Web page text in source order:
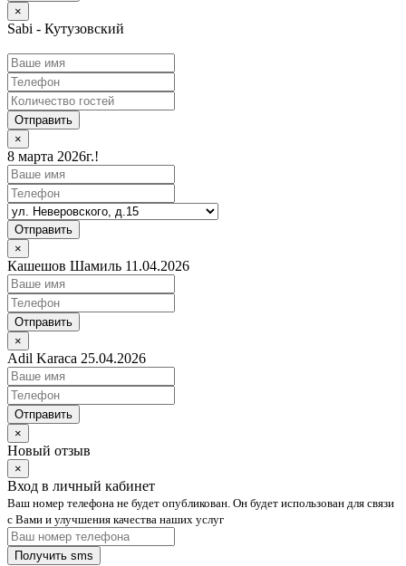
×
Sabi - Кутузовский
Отправить
×
8 марта 2026г.!
Отправить
×
Кашешов Шамиль 11.04.2026
Отправить
×
Adil Karaca 25.04.2026
Отправить
×
Новый отзыв
×
Вход в личный кабинет
Ваш номер телефона не будет опубликован. Он будет использован для связи
с Вами и улучшения качества наших услуг